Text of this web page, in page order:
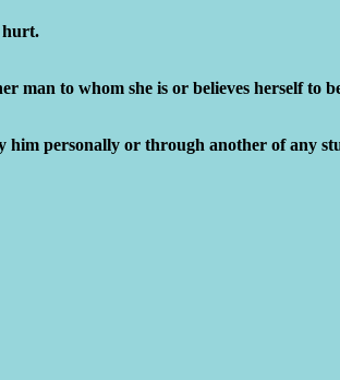
hurt.
man to whom she is or believes herself to
him personally or through another of any